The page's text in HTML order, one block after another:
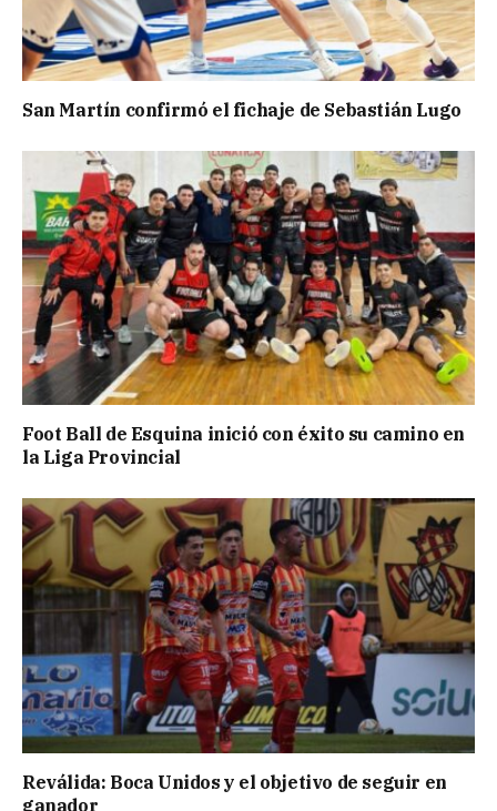
San Martín confirmó el fichaje de Sebastián Lugo
Foot Ball de Esquina inició con éxito su camino en
la Liga Provincial
Reválida: Boca Unidos y el objetivo de seguir en
ganador